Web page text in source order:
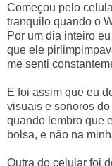
Começou pelo
tranquilo quando o
Por um dia inteiro
que ele
me senti
E foi assim que eu
visuais e sonoros
quando lembro que
bolsa, e não na
Outra do celular foi